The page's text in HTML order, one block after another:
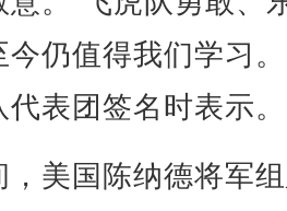
仍值得我们学习
表团签名时表示。
国陈纳德将军组